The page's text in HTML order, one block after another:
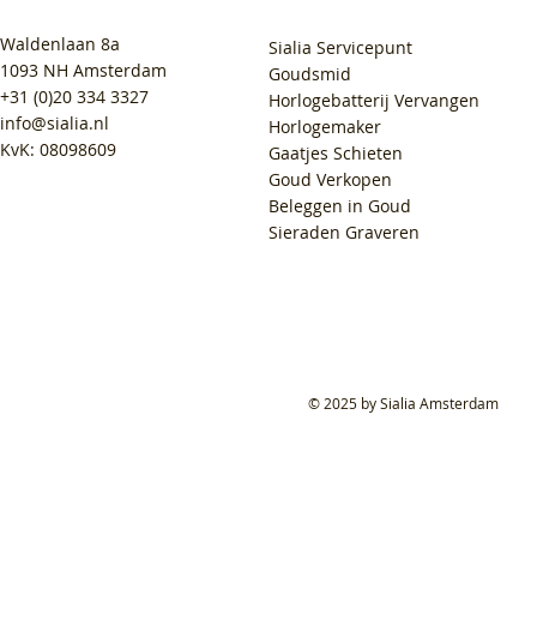
Waldenlaan 8a
1093 NH Amsterdam
+31 (0)20 334 3327
info@sialia.nl
KvK: 08098609
Sialia Servicepunt
Goudsmid
Horlogebatterij Vervangen
Horlogemaker
Gaatjes Schieten
Goud Verkopen
Beleggen in Goud
Sieraden Graveren
© 2025 by Sialia Amsterdam